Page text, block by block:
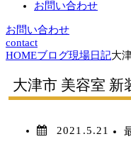
お問い合わせ
お問い合わせ
contact
HOMEブログ現場日記大
大津市 美容室 新
2021.5.21